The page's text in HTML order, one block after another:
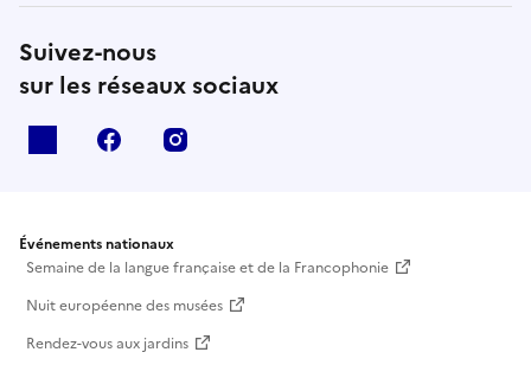
Suivez-nous
sur les réseaux sociaux
facebook
Événements nationaux
Semaine de la langue française et de la Francophonie
Nuit européenne des musées
Rendez-vous aux jardins